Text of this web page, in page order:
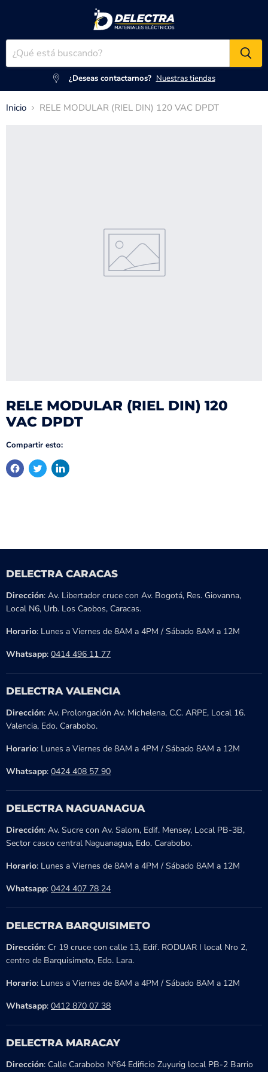
¿Deseas contactarnos? Nuestras tiendas
Inicio RELE MODULAR (RIEL DIN) 120 VAC DPDT
RELE MODULAR (RIEL DIN) 120
VAC DPDT
Compartir esto:
DELECTRA CARACAS
Dirección: Av. Libertador cruce con Av. Bogotá, Res. Giovanna,
Local N6, Urb. Los Caobos, Caracas.
Horario: Lunes a Viernes de 8AM a 4PM / Sábado 8AM a 12M
Whatsapp: 0414 496 11 77
DELECTRA VALENCIA
Dirección: Av. Prolongación Av. Michelena, C.C. ARPE, Local 16.
Valencia, Edo. Carabobo.
Horario: Lunes a Viernes de 8AM a 4PM / Sábado 8AM a 12M
Whatsapp: 0424 408 57 90
DELECTRA NAGUANAGUA
Dirección: Av. Sucre con Av. Salom, Edif. Mensey, Local PB-3B,
Sector casco central Naguanagua, Edo. Carabobo.
Horario: Lunes a Viernes de 8AM a 4PM / Sábado 8AM a 12M
Whatsapp: 0424 407 78 24
DELECTRA BARQUISIMETO
Dirección: Cr 19 cruce con calle 13, Edif. RODUAR I local Nro 2,
centro de Barquisimeto, Edo. Lara.
Horario: Lunes a Viernes de 8AM a 4PM / Sábado 8AM a 12M
Whatsapp: 0412 870 07 38
DELECTRA MARACAY
Dirección: Calle Carabobo N°64 Edificio Zuyurig local PB-2 Barrio